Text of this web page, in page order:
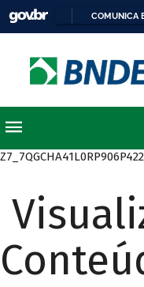
COMUNICA